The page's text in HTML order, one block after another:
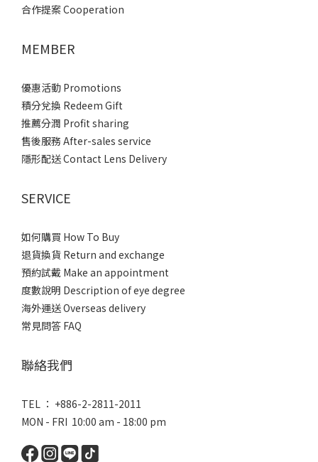
合作提案 Cooperation
MEMBER
優惠活動 Promotions
積分兌換 Redeem Gift
推薦分潤 Profit sharing
售後服務 After-sales service
隱形配送 Contact Lens Delivery
SERVICE
如何購買 How To Buy
退貨換貨 Return and exchange
預約試戴 Make an appointment
度數說明 Description of eye degree
海外運送 Overseas delivery
常見問答 FAQ
聯絡我們
TEL ： +886-2-2811-2011
MON - FRI 10:00 am - 18:00 pm